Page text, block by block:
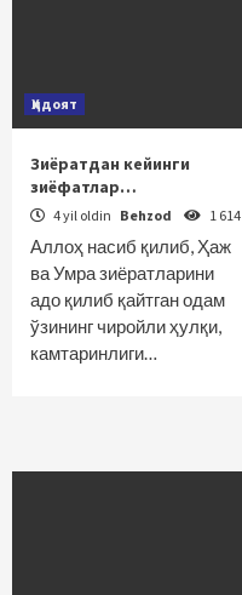
Ҳидоят
Зиёратдан кейинги
зиёфатлар…
4 yil oldin Behzod 1 614
Аллоҳ насиб қилиб, Ҳаж
ва Умра зиёратларини
адо қилиб қайтган одам
ўзининг чиройли ҳулқи,
камтаринлиги…